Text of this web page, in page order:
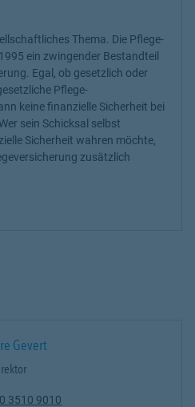
Thema. Die Pflege-
ein zwingender Bestandteil
Egal, ob gesetzlich oder
Pflege-
keine finanzielle Sicherheit bei
sein Schicksal selbst
Sicherheit wahren möchte,
zusätzlich
in New Tab
Gevert
3510 9010